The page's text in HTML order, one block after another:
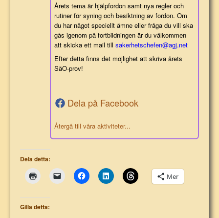
Årets tema är hjälpfordon samt nya regler och
rutiner för syning och besiktning av fordon. Om
du har något speciellt ämne eller fråga du vill ska
gås igenom på fortbildningen är du välkommen
att skicka ett mail till sakerhetschefen@agj.net
Efter detta finns det möjlighet att skriva årets
SäO-prov!
Dela på Facebook
Återgå till våra aktiviteter...
Dela detta:
Mer
Gilla detta: